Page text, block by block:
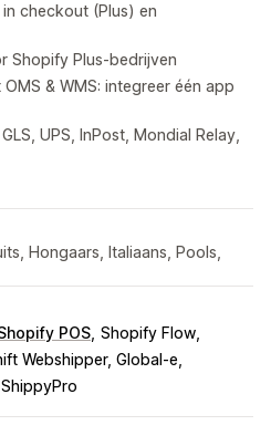
checkout (Plus) en
Shopify Plus-bedrijven
& WMS: integreer één app
UPS, InPost, Mondial Relay,
Hongaars, Italiaans, Pools,
POS Shopify Flow
Webshipper, Global-e
ShippyPro